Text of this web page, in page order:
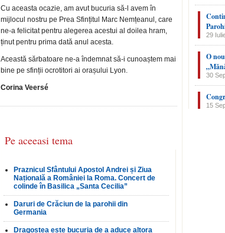
Pe aceeasi tema
Praznicul Sfântului Apostol Andrei și Ziua
Națională a României la Roma. Concert de
colinde în Basilica „Santa Cecilia”
Daruri de Crăciun de la parohii din
Germania
Dragostea este bucuria de a aduce altora
Cu aceasta ocazie, am avut bucuria să-l avem în
mijlocul nostru pe Prea Sfințitul Marc Nemțeanul, care
ne-a felicitat pentru alegerea acestui al doilea hram,
ținut pentru prima dată anul acesta.
Această sărbatoare ne-a îndemnat să-i cunoaștem mai
bine pe sfinții ocrotitori ai orașului Lyon.
Corina Veersé
29
O
30
15